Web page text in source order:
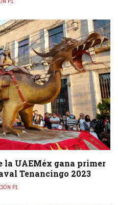
la UAEMéx gana primer
Tenancingo 2023
P1